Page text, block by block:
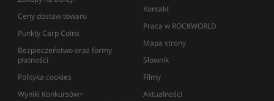
Ceny dostaw towaru
Punkty Carp Coins
Bezpieczeństwo oraz formy
płatności
Polityka cookies
Wyniki Konkursów+
Kontakt
Praca w ROCKWORLD
Mapa strony
Słownik
Filmy
Aktualności